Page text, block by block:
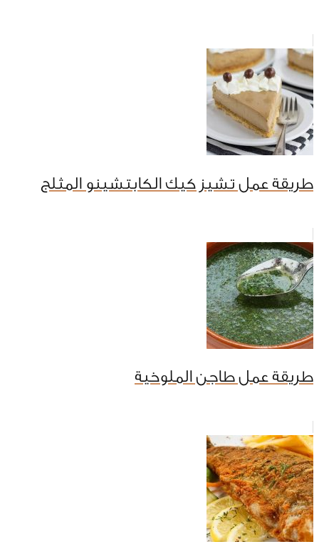
طريقة عمل تشيز كيك الكابتشينو المثلج
طريقة عمل طاجن الملوخية